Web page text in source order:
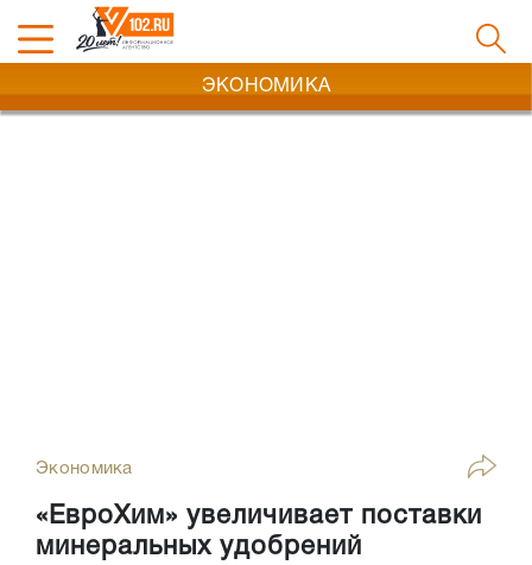
ЭКОНОМИКА
Экономика
«ЕвроХим» увеличивает поставки
минеральных удобрений